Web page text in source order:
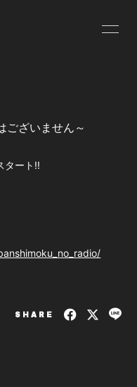
ございません～
タート!!
SHARE